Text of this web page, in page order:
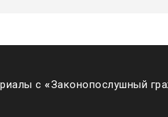
с «Законопослушный